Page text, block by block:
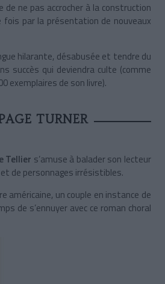
ne pas accrocher à la construction
par la présentation de nouveaux
hilarante, désabusée et tendre du
succès qui deviendra culte (comme
exemplaires de son livre).
TURNER
Tellier s’amuse à balader son lecteur
de personnages irrésistibles.
américaine, un couple en instance de
de s’ennuyer avec ce roman choral